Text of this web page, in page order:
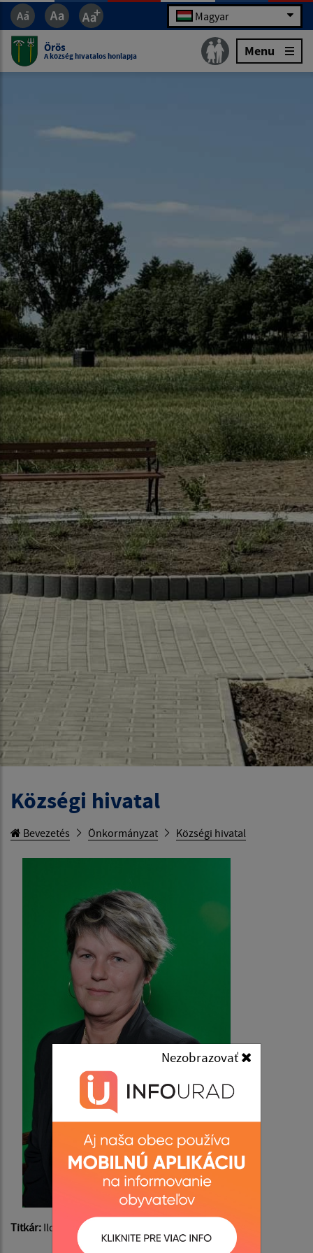
Nezobrazovať
Magyar
Örös
A község hivatalos honlapja Menu
Községi hivatal
Bevezetés Önkormányzat Községi hivatal
Titkár: Ildikó Juhászová